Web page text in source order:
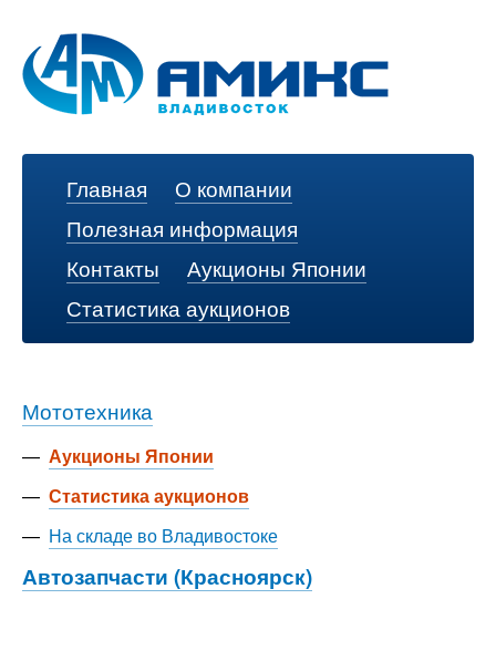
Главная
О компании
Полезная информация
Контакты
Аукционы Японии
Статистика аукционов
Мототехника
— Аукционы Японии
— Статистика аукционов
— На складе во Владивостоке
Автозапчасти (Красноярск)